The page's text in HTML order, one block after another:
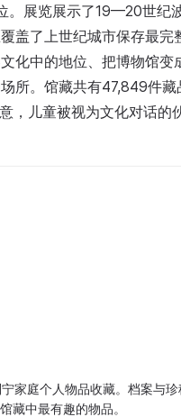
展览展示了19—20世纪
盖了上世纪城市保存最
化中的地位、把博物馆
所。馆藏共有47,849件
，儿童被视为文化对话的
宁家庭个人物品收藏。档案与
藏中最有趣的物品。